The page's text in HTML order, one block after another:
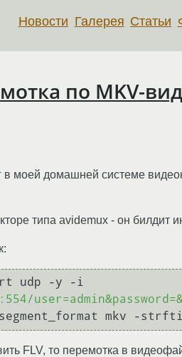
Новости Галерея Статьи
по MKV-
моей домашней системе
типа avidemux - он билдит
mkv -
FLV, то перемотка в